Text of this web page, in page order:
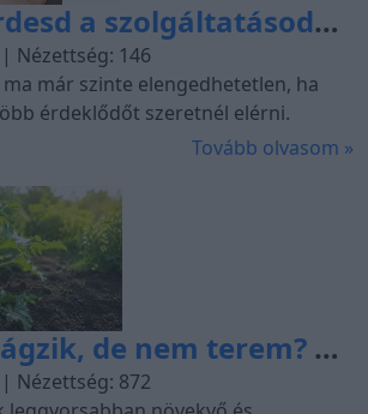
a szolgáltatásodat
érdeklődőt
Nézettség: 146
már szinte elengedhetetlen, ha
érdeklődőt szeretnél elérni.
Tovább olvasom »
de nem terem? 6
a termés
Nézettség: 872